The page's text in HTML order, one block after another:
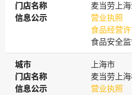
门店名称
门店名称
麦当劳上
信息公示
信息公示
营业执照
食品经营
食品安全
城市
城市
上海市
门店名称
门店名称
麦当劳上
信息公示
信息公示
营业执照